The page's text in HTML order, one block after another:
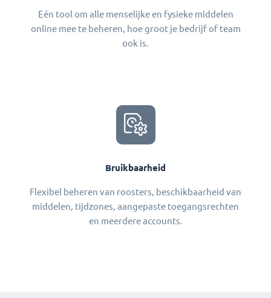
Eén tool om alle menselijke en fysieke middelen
online mee te beheren, hoe groot je bedrijf of team
ook is.
Bruikbaarheid
Flexibel beheren van roosters, beschikbaarheid van
middelen, tijdzones, aangepaste toegangsrechten
en meerdere accounts.